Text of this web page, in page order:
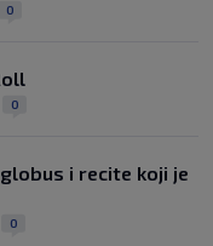
0
0
i recite koji je
0